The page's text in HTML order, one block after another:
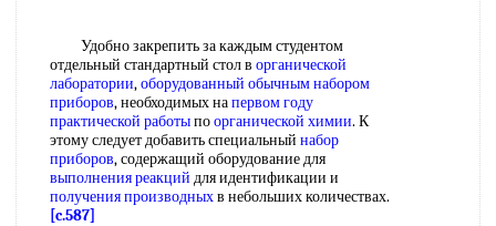
Удобно закрепить за каждым студентом
отдельный стандартный стол в органической
лаборатории,оборудованный обычнымнабором
приборов, необходимых напервом году
практической работыпоорганической химии. К
этому следует добавить специальный набор
приборов, содержащий оборудование для
выполнения реакций для идентификации и
получения производныхв небольших количествах.
[c.587]